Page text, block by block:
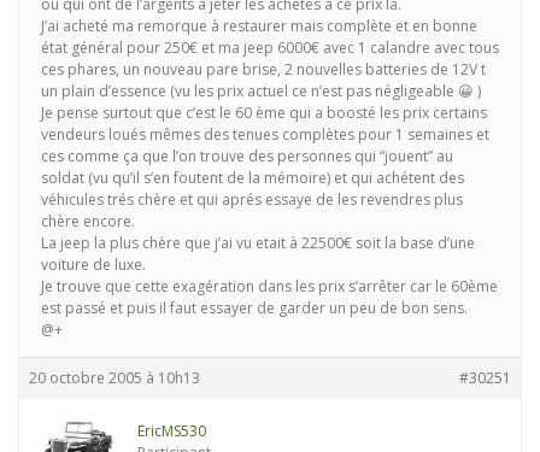
ou qui ont de l’argents à jeter les achètes à ce prix la.
J’ai acheté ma remorque à restaurer mais complète et en bonne
état général pour 250€ et ma jeep 6000€ avec 1 calandre avec tous
ces phares, un nouveau pare brise, 2 nouvelles batteries de 12V t
un plain d’essence (vu les prix actuel ce n’est pas négligeable 😀 )
Je pense surtout que c’est le 60 ème qui a boosté les prix certains
vendeurs loués mêmes des tenues complètes pour 1 semaines et
ces comme ça que l’on trouve des personnes qui “jouent” au
soldat (vu qu’il s’en foutent de la mémoire) et qui achétent des
véhicules trés chère et qui aprés essaye de les revendres plus
chère encore.
La jeep la plus chère que j’ai vu etait à 22500€ soit la base d’une
voiture de luxe.
Je trouve que cette exagération dans les prix s’arrêter car le 60ème
est passé et puis il faut essayer de garder un peu de bon sens.
@+
20 octobre 2005 à 10h13 #30251
EricMS530